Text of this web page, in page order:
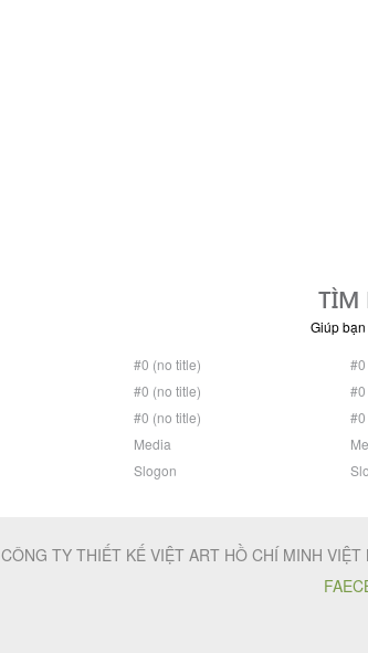
TÌM
Giúp
#0 (no title)
#0 (no title)
#0 (no title)
Media
Slogon
CÔNG TY THIẾT KẾ VIỆT ART HỒ CHÍ MINH